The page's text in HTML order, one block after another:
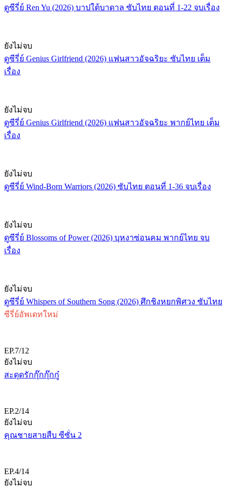
ดูซีรี่ย์ Ren Yu (2026) บาปใต้บาดาล ซับไทย ตอนที่ 1-22 จบเรื่อง
ยังไม่จบ
ดูซีรี่ย์ Genius Girlfriend (2026) แฟนสาวอัจฉริยะ ซับไทย เต็ม
เรื่อง
ยังไม่จบ
ดูซีรี่ย์ Genius Girlfriend (2026) แฟนสาวอัจฉริยะ พากย์ไทย เต็ม
เรื่อง
ยังไม่จบ
ดูซีรี่ย์ Wind-Born Warriors (2026) ซับไทย ตอนที่ 1-36 จบเรื่อง
ยังไม่จบ
ดูซีรี่ย์ Blossoms of Power (2026) บุหงาซ่อนคม พากย์ไทย จบ
เรื่อง
ยังไม่จบ
ดูซีรี่ย์ Whispers of Southern Song (2026) ศึกชิงหยกพิศวง ซับไทย
ซีรี่ย์อัพเดทใหม่
EP.7/12
ยังไม่จบ
สะดุดรักกุ๊กกุ๊กกู๋
EP.2/14
ยังไม่จบ
คุณชายสายสืบ ซีซั่น 2
EP.4/14
ยังไม่จบ